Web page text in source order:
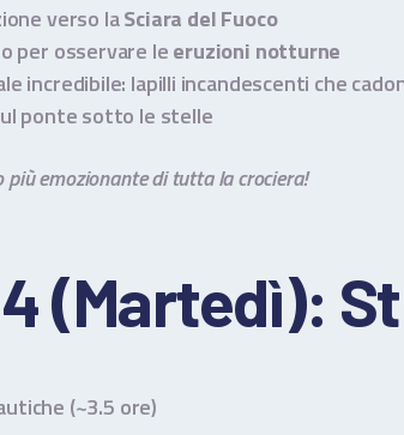
verso laSciara del Fuoco
per osservare leeruzioni notturne
incredibile: lapilli incandescenti che
ponte sotto le stelle
più emozionante di tutta la crociera!
(Martedì):
(~3.5 ore)